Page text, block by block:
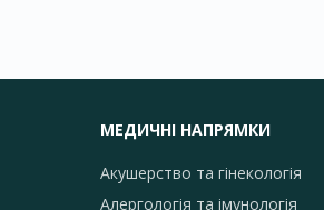
МЕДИЧНІ НАПРЯМКИ
Акушерство та гінекологія
Алергологія та імунологія